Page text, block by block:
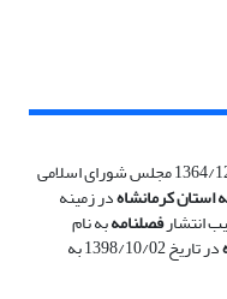
به موجب ماده 13 قانون مطبوعات مصوب 1364/12/28 مجلس شورای اسلامی
کرمانشاهدر زمینه
انتشارفصلنامهبه نام
در تاریخ 1398/10/02 به